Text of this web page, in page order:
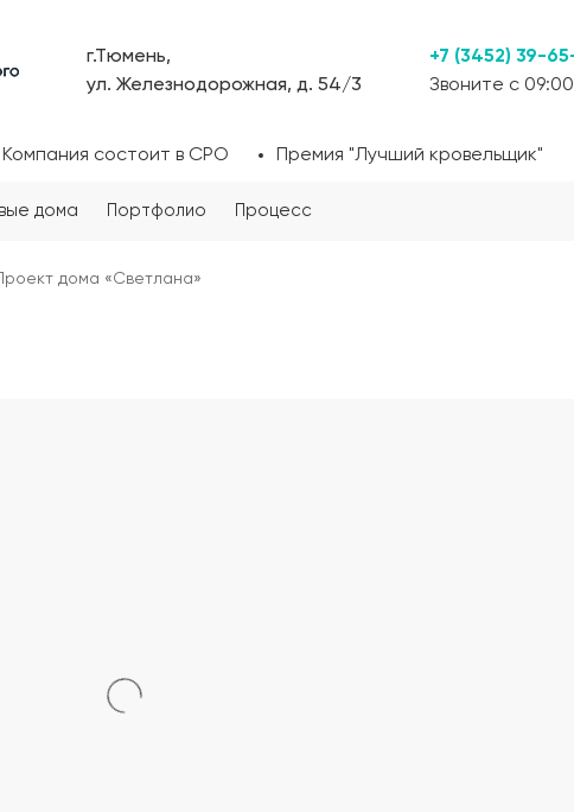
г.Тюмень,
ул. Железнодорожная, д. 54/3
+7 (3452) 39-
Звоните с
Компания состоит в СРО Премия "Лучший кровельщик"
дома Портфолио Процесс
Проект дома «Светлана»